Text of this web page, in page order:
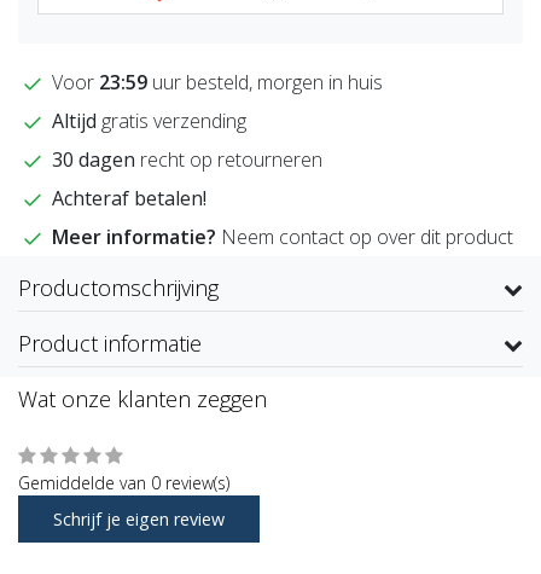
Voor 23:59 uur besteld, morgen in huis
Altijd gratis verzending
30 dagen recht op retourneren
Achteraf betalen!
Meer informatie? Neem contact op over dit product
Productomschrijving
Product informatie
Wat onze klanten zeggen
Gemiddelde van 0 review(s)
Schrijf je eigen review